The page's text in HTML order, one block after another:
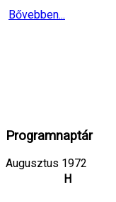
Bővebben...
Programnaptár
Augusztus 1972
H